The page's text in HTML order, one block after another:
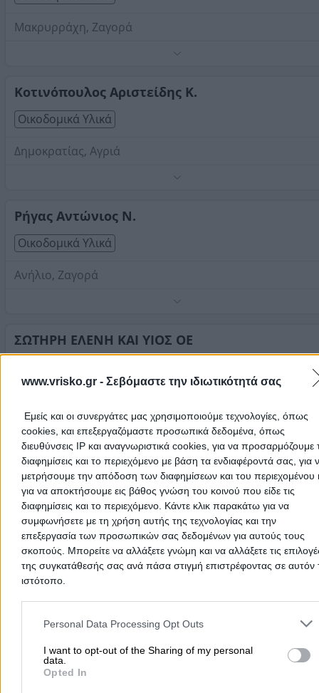
www.vrisko.gr - Σεβόμαστε την ιδιωτικότητά σας
Εμείς και οι συνεργάτες μας χρησιμοποιούμε τεχνολογίες, όπως
cookies, και επεξεργαζόμαστε προσωπικά δεδομένα, όπως
διευθύνσεις IP και αναγνωριστικά cookies, για να προσαρμόζουμε
διαφημίσεις και το περιεχόμενο με βάση τα ενδιαφέροντά σας, για
μετρήσουμε την απόδοση των διαφημίσεων και του περιεχομένου
για να αποκτήσουμε εις βάθος γνώση του κοινού που είδε τις
διαφημίσεις και το περιεχόμενο. Κάντε κλικ παρακάτω για να
συμφωνήσετε με τη χρήση αυτής της τεχνολογίας και την
επεξεργασία των προσωπικών σας δεδομένων για αυτούς τους
σκοπούς. Μπορείτε να αλλάξετε γνώμη και να αλλάξετε τις
της συγκατάθεσής σας ανά πάσα στιγμή επιστρέφοντας σε αυτόν
ιστότοπο.
Please note that this website/app uses one or more Google
and may gather and store information including but not limited to
to Google and its third-party tags to use your data for below
purposes in below Google consent section.
Personal Data Processing Opt Outs
I want to opt-out of the Sharing of my personal
data.
Opted In
Μακρυρράχη, Ζαγορά
Κοτινόπουλος Αριστείδης Κ.
Οικοδομικά Υλικά
Δημοκρατίας, Αγριά
Ρήγας Αντώνιος Ν.
Οικοδομικά Υλικά
Ανήλιο, Ζαγορά
ΣΩΤΗΡΗ ΕΛΕΝΗ ΚΑΙ ΥΙΟΣ ΟΕ
Μάνδρα Οικοδομής
Οικοδομικά Υλικά
Άφυσσος, Μηλιές
Τηλέφωνο: 2423033666
Στοιχεία αναζήτησης:Οικοδομικά Υλικά , Πήλιο
Ραμματάς Ιωάννης Δ.
Εμπόριο Οικοδομικών Υλικών
Οικοδομικά Υλικά
Άνω Λεχώνια, Άνω Λεχώνια
Τηλέφωνο:
Ψάχνεις για οικοδομικά υλικά σεΠήλιο; Στην ενότητα
επιχειρήσεις κι εμπόρους για αδρανή υλικά (χαλίκι, άμμος),
υλικά, ασβέστη, τσιμέντο, αρμοί, τούβλα, κεραμίδια, μπετόν,
εργοταξίων, καρφιά, μονωτικά, χρώματα, κόλλες, μπετονιέρες,